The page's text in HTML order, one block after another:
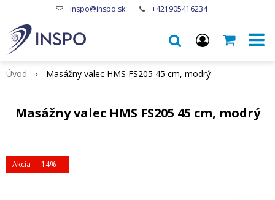
inspo@inspo.sk +421905416234
Úvod Masážny valec HMS FS205 45 cm, modrý
Masážny valec HMS FS205 45 cm, modrý
Akcia -14%